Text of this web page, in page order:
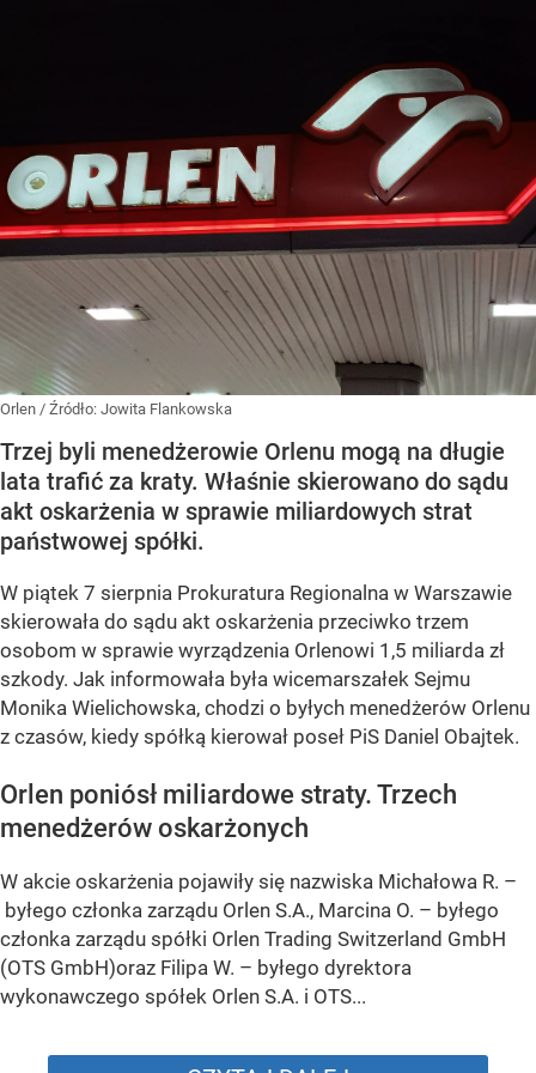
Orlen / Źródło: Jowita Flankowska
Trzej byli menedżerowie Orlenu mogą na długie
lata trafić za kraty. Właśnie skierowano do sądu
akt oskarżenia w sprawie miliardowych strat
państwowej spółki.
W piątek 7 sierpnia Prokuratura Regionalna w Warszawie
skierowała do sądu akt oskarżenia przeciwko trzem
osobom w sprawie wyrządzenia Orlenowi 1,5 miliarda zł
szkody. Jak informowała była wicemarszałek Sejmu
Monika Wielichowska, chodzi o byłych menedżerów Orlenu
z czasów, kiedy spółką kierował poseł PiS Daniel Obajtek.
Orlen poniósł miliardowe straty. Trzech
menedżerów oskarżonych
W akcie oskarżenia pojawiły się nazwiska Michałowa R. –
byłego członka zarządu Orlen S.A., Marcina O. – byłego
członka zarządu spółki Orlen Trading Switzerland GmbH
(OTS GmbH)oraz Filipa W. – byłego dyrektora
wykonawczego spółek Orlen S.A. i OTS...